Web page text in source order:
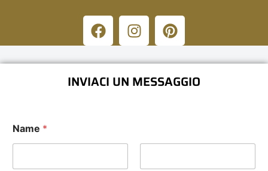
INVIACI UN MESSAGGIO
Name *